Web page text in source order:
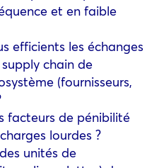
et en faible
efficients les échanges
chain de
(fournisseurs,
facteurs de pénibilité
lourdes ?
unités de